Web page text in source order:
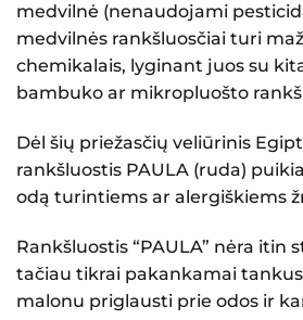
medvilnė (nenaudojami
medvilnės rankšluosčiai turi
chemikalais, lyginant juos su
bambuko ar mikropluošto
Dėl šių priežasčių veliūrinis
rankšluostis PAULA (ruda)
odą turintiems ar alergiškiems
Rankšluostis “PAULA” nėra itin
tačiau tikrai pakankamai
malonu priglausti prie odos ir